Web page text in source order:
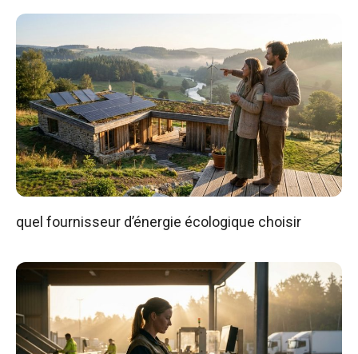
quel fournisseur d’énergie écologique choisir